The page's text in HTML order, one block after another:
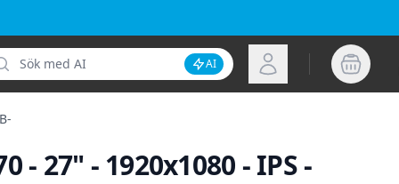
Inaktivera AI-sökning
AI Logga in
- 27" - 1920x1080 - IPS -